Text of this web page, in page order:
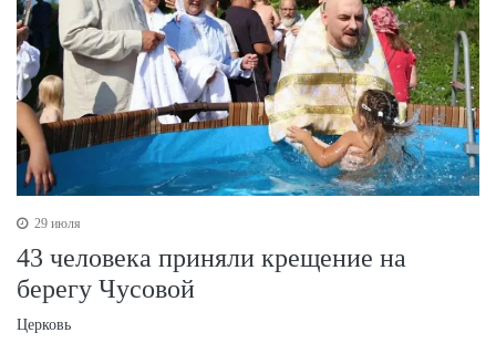
29 июля
43 человека приняли крещение на
берегу Чусовой
Церковь